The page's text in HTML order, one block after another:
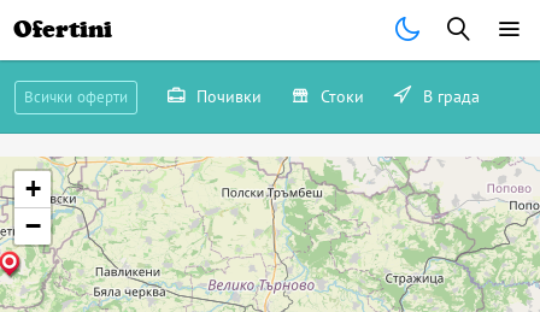
Ofertini
Всички оферти Почивки Стоки В града
+
−